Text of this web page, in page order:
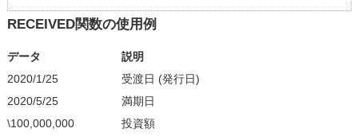
RECEIVED関数の使用例
データ
説明
2020/1/25
受渡日 (発行日)
2020/5/25
満期日
\100,000,000
投資額